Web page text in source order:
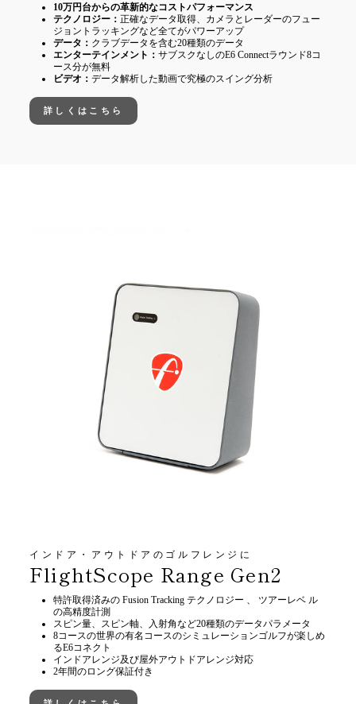
10万円台からの革新的なコストパフォーマンス
テクノロジー： 正確なデータ取得、カメラとレーダーのフュー
ジョントラッキングなど全てがパワーアップ
データ： クラブデータを含む20種類のデータ
エンターテインメント： サブスクなしのE6 Connectラウンド8コ
ース分が無料
ビデオ： データ解析した動画で究極のスイング分析
詳しくはこちら
インドア・アウトドアのゴルフレンジに
FlightScope Range Gen2
特許取得済みの Fusion Tracking テクノロジー 、 ツアーレベ ル
の高精度計測
スピン量、スピン軸、入射角など20種類のデータパラメータ
8コースの世界の有名コースのシミュレーションゴルフが楽しめ
るE6コネクト
インドアレンジ及び屋外アウトドアレンジ対応
2年間のロング保証付き